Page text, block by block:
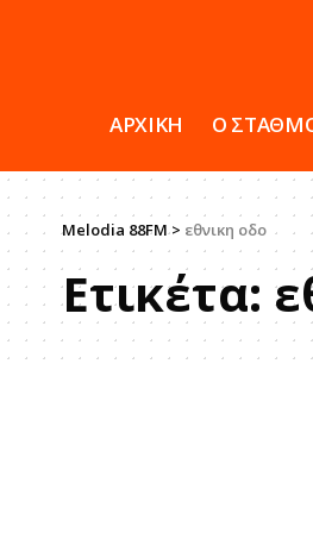
ΑΡΧΙΚΗ Ο
Melodia 88FM> εθνικη οδο
Ετικέτα: